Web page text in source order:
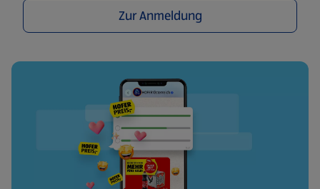
Zur Anmeldung